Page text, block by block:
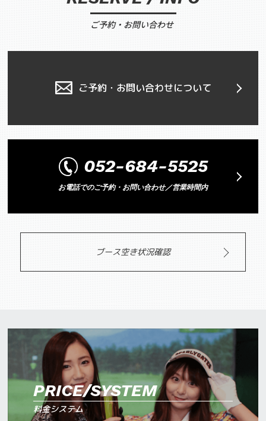
ご予約・お問い合わせ
ご予約・お問い合わせについて
052-684-5525
お電話でのご予約・お問い合わせ／営業時間内
ブース空き状況確認
PRICE/SYSTEM
料金システム